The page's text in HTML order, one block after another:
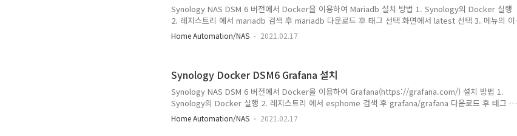
Synology NAS DSM 6 버전에서 Docker을 이용하여 Mariadb 설치 방법 1. Synology의 Docker 실행
2. 레지스트리 에서 mariadb 검색 후 mariadb 다운로드 후 태그 선택 화면에서 latest 선택 3. 메뉴의 이
미지에 1 숫자 활성화 되고 다운로드 완료후 실행 버튼 활성화 됨 4. 이미지의 mariadb:latest 더블클릭
후 컨테이너 생성 화면에서 4-1 컨테이너 이름 mariadb (원하는대로) 4-2 고급 설정 클릭 4-2-1. 고급설정
Home Automation/NAS 2021.02.17
Synology Docker DSM6 Grafana 설치
Synology NAS DSM 6 버전에서 Docker을 이용하여 Grafana(https://grafana.com/) 설치 방법 1.
Synology의 Docker 실행 2. 레지스트리 에서 esphome 검색 후 grafana/grafana 다운로드 후 태그 선
택 화면에서 latest 선택 3. 메뉴의 이미지에 1 숫자 활성화 되고 다운로드 완료후 실행 버튼 활성화 됨 4.
이미지의 grafana/grafana:latest 더블클릭 후 컨테이너 생성 화면에서 4-1 컨테이너 이름 grafana-
Home Automation/NAS 2021.02.17